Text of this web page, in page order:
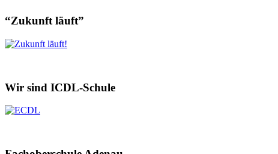
“Zukunft läuft”
Wir sind ICDL-Schule